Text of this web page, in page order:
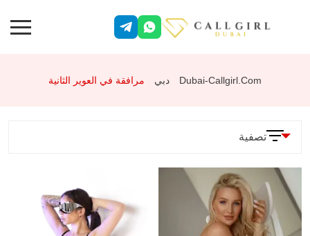
Dubai-Callgirl.com دبي مرافقة في العوير الثانية
تصفية
المعلمات